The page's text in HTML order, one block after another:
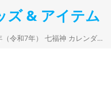
ズ & アイテム
年） 七福神 カレンダー 高島易断 壁掛け 年間開運暦付